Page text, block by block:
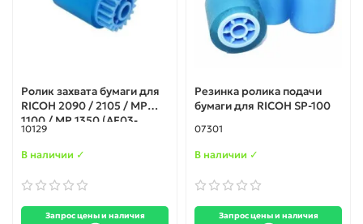
Ролик захвата бумаги для
RICOH 2090 / 2105 / MP
1100 / MP 1350 (AF03-
0080)
10129
В наличии ✓
Запрос цены и наличия
Резинка ролика подачи
бумаги для RICOH SP-100
07301
В наличии ✓
Запрос цены и наличия